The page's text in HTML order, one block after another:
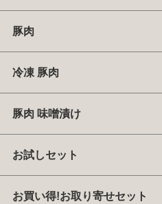
豚肉
冷凍 豚肉
豚肉 味噌漬け
お試しセット
お買い得!お取り寄せセット